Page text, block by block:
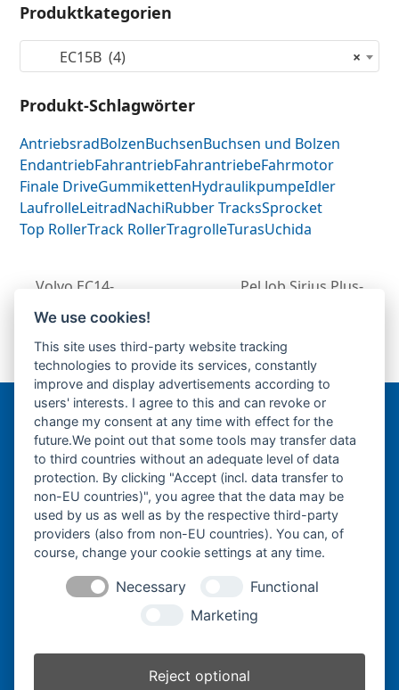
Produktkategorien
×
EC15B (4)
Produkt-Schlagwörter
AntriebsradBolzenBuchsenBuchsen und Bolzen
EndantriebFahrantriebFahrantriebeFahrmotor
Finale DriveGummikettenHydraulikpumpeIdler
LaufrolleLeitradNachiRubber TracksSprocket
Top RollerTrack RollerTragrolleTurasUchida
previous
post:
Volvo EC14-
Fahrantrieb-
Endantrieb-
Fahrmotor-Finale
Drive-
post:
Pel Job Sirius Plus-
Bergmann Baumatec
Watzmannstraße 1
84547 Emmerting
Telefon:+49 8679 911140
Telefax:+49 8679 911420
ed.ce
tamua
b-nna
We use cookies!
This site uses third-party website tracking
technologies to provide its services, constantly
improve and display advertisements according to
users' interests. I agree to this and can revoke or
change my consent at any time with effect for the
future.We point out that some tools may transfer data
to third countries without an adequate level of data
protection. By clicking "Accept (incl. data transfer to
non-EU countries)", you agree that the data may be
used by us as well as by the respective third-party
providers (also from non-EU countries). You can, of
course, change your cookie settings at any time.
Necessary
Functional
Marketing
Reject optional